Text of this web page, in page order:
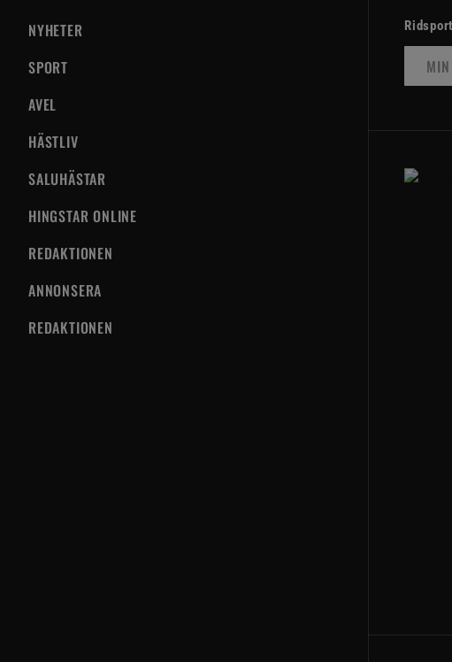
NYHETER
SPORT
AVEL
HÄSTLIV
SALUHÄSTAR
HINGSTAR ONLINE
REDAKTIONEN
ANNONSERA
REDAKTIONEN